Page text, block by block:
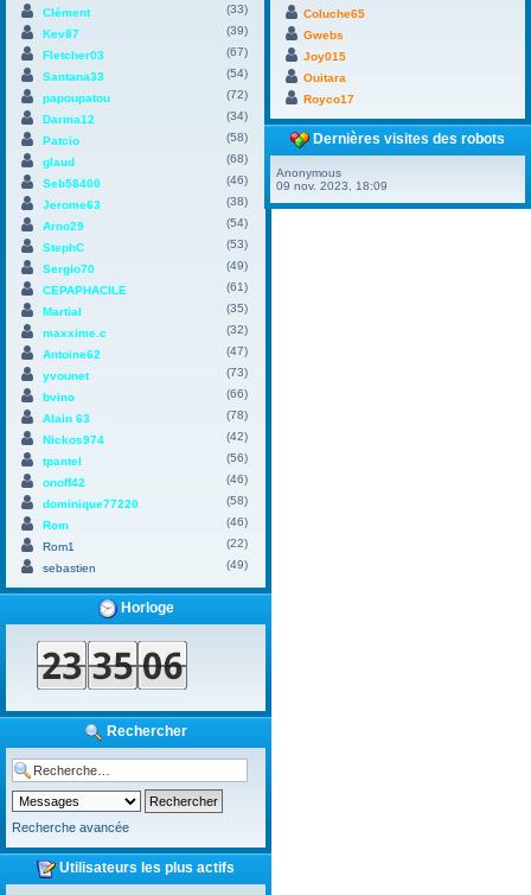
Clément
(33)
Kev87
(39)
Fletcher03
(67)
Santana33
(54)
papoupatou
(72)
Darma12
(34)
Patcio
(58)
glaud
(68)
Seb58400
(46)
Jerome63
(38)
Arno29
(54)
StephC
(53)
Sergio70
(49)
CEPAPHACILE
(61)
Martial
(35)
maxxime.c
(32)
Antoine62
(47)
yvounet
(73)
bvino
(66)
Alain 63
(78)
Nickos974
(42)
tpantel
(56)
onoff42
(46)
dominique77220
(58)
Rom
(46)
Rom1
(22)
sebastien
(49)
Horloge
Rechercher
Recherche avancée
Utilisateurs les plus actifs
Coluche65
Gwebs
Joy015
Ouitara
Royco17
Dernières visites des robots
Anonymous
09 nov. 2023, 18:09